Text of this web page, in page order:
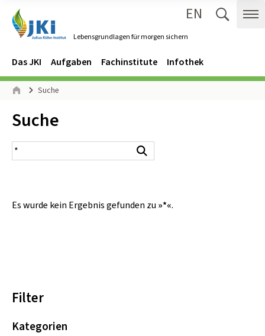
Lebensgrundlagen für morgen sichern
EN
Navigation
Hauptmenü
Das JKI Aufgaben Fachinstitute Infothek
Seitenpfad
Suche
Inhalt:
Suche
Suchergebnis
Es wurde kein Ergebnis gefunden zu »*«.
Filter
Kategorien